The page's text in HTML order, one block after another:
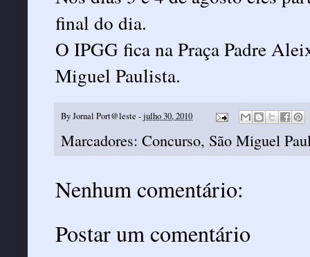
final do dia.
O IPGG fica na Praça Padre
Miguel Paulista.
ByJornal Port@leste -julho 30, 2010
Marcadores: Concurso, São Miguel
Nenhum comentário:
Postar um comentário